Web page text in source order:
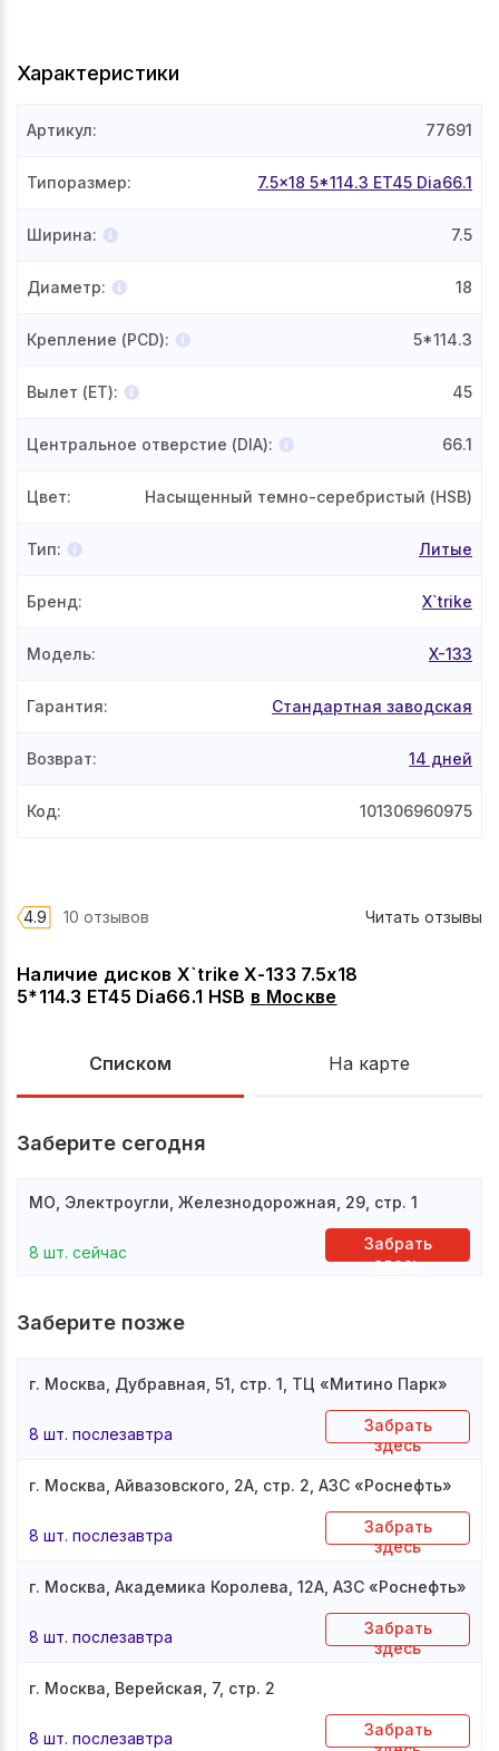
Наличие дисков X`trike X-133 7.5x18
5*114.3 ET45 Dia66.1 HSB в Москве
Списком На карте
Заберите сегодня
МО, Электроугли, Железнодорожная, 29, стр. 1
8 шт. сейчас
Забрать
здесь
Заберите позже
г. Москва, Дубравная, 51, стр. 1, ТЦ «Митино Парк»
8 шт. послезавтра
Забрать
здесь
г. Москва, Айвазовского, 2А, стр. 2, АЗС «Роснефть»
8 шт. послезавтра
Забрать
здесь
г. Москва, Академика Королева, 12А, АЗС «Роснефть»
8 шт. послезавтра
Забрать
здесь
г. Москва, Верейская, 7, стр. 2
8 шт. послезавтра
Забрать
Характеристики
Артикул: 77691
Типоразмер: 7.5x18 5*114.3 ET45 Dia66.1
Ширина: 7.5
Диаметр: 18
Крепление (PCD): 5*114.3
Вылет (ET): 45
Центральное отверстие (DIA): 66.1
Цвет: Насыщенный темно-серебристый (HSB)
Тип: Литые
Бренд: X`trike
Модель: X-133
Гарантия: Стандартная заводская
Возврат: 14 дней
Код: 101306960975
4.9 10 отзывов Читать отзывы